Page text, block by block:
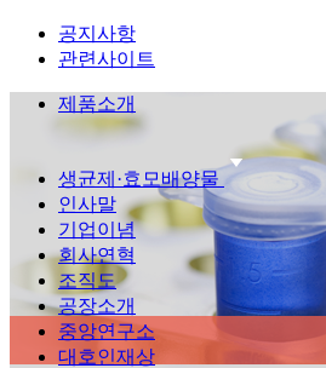
공지사항
관련사이트
제품소개
생균제·효모배양물
인사말
기업이념
회사연혁
조직도
공장소개
중앙연구소
대호인재상